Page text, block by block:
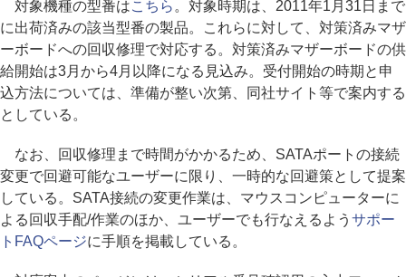
対象機種の型番はこちら 。対象時期は、2011年1月31日まで
に出荷済みの該当型番の製品。これらに対して、対策済みマザ
ーボードへの回収修理で対応する。対策済みマザーボードの供
給開始は3月から4月以降になる見込み。受付開始の時期と申
込方法については、準備が整い次第、同社サイト等で案内する
としている。
なお、回収修理まで時間がかかるため、SATAポートの接続
変更で回避可能なユーザーに限り、一時的な回避策として提案
している。SATA接続の変更作業は、マウスコンピューターに
よる回収手配/作業のほか、ユーザーでも行なえるよう サポー
トFAQページに手順を掲載している。